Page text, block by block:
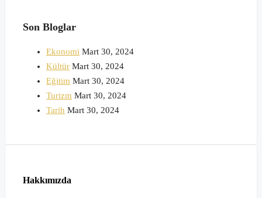
Son Bloglar
Ekonomi Mart 30, 2024
Kültür Mart 30, 2024
Eğitim Mart 30, 2024
Turizm Mart 30, 2024
Tarih Mart 30, 2024
Hakkımızda